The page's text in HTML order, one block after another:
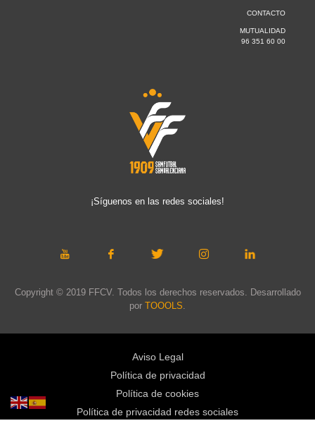
CONTACTO
MUTUALIDAD
96 351 60 00
¡Síguenos en las redes sociales!
Copyright © 2019 FFCV. Todos los derechos reservados. Desarrollado
por TOOOLS
Aviso Legal
Política de privacidad
Política de cookies
Política de privacidad redes sociales